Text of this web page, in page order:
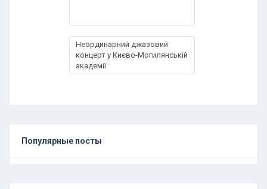
Неординарний джазовий
концерт у Києво-Могилянській
академії
Популярные посты